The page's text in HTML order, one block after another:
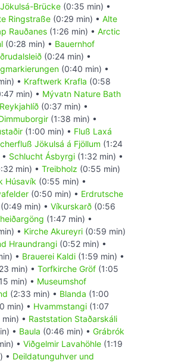
Brücke (0:35 min) •
Ringstraße (0:29 min) • Alte
Rauðanes (1:26 min) • Arctic
(0:28 min) • Bauernhof
(0:24 min) •
(0:40 min) •
• Kraftwerk Krafla (0:58
min) • Mývatn Nature Bath
(0:37 min) •
(1:38 min) •
(1:00 min) • Fluß Laxá
Jökulsá á Fjöllum (1:24
Schlucht Ásbyrgi (1:32 min) •
min) • Treibholz (0:55 min)
Húsavík (0:55 min) •
(0:50 min) • Erdrutsche
(0:49 min) • Víkurskarð (0:56
(1:47 min) •
• Kirche Akureyri (0:59 min)
Hraundrangi (0:52 min) •
• Brauerei Kaldi (1:59 min) •
min) • Torfkirche Gröf (1:05
min) • Museumshof
(2:33 min) • Blanda (1:00
min) • Hvammstangi (1:07
• Raststation Staðarskáli
• Baula (0:46 min) • Grábrók
• Viðgelmir Lavahöhle (1:19
• Deildatunguhver und